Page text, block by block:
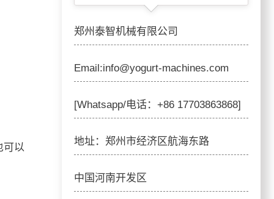
可以
郑州泰智机械有限公司
Email:info@yogurt-machines.com
[Whatsapp/电话：+86 17703863868]
地址：郑州市经济区航海东路
中国河南开发区